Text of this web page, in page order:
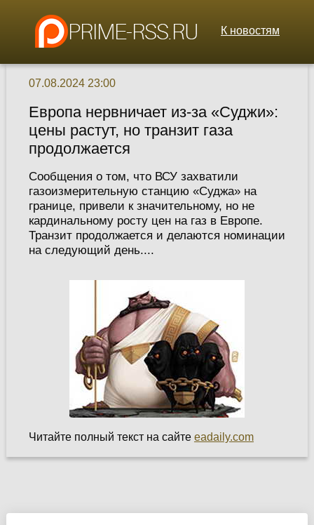
К новостям
07.08.2024 23:00
Европа нервничает из-за «Суджи»:
цены растут, но транзит газа
продолжается
Сообщения о том, что ВСУ захватили
газоизмерительную станцию «Суджа» на
границе, привели к значительному, но не
кардинальному росту цен на газ в Европе.
Транзит продолжается и делаются номинации
на следующий день....
Читайте полный текст на сайте eadaily.com